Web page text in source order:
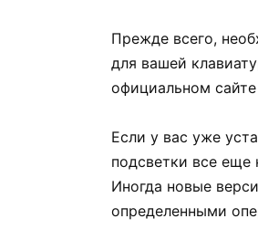
Прежде всего,
для вашей
официальном
Если у вас уже
подсветки все еще
Иногда новые
определенными